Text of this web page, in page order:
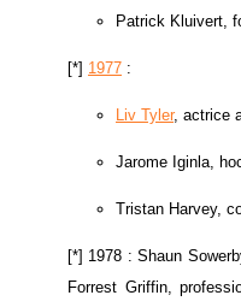
Patrick Kluivert,
[*] 1977 :
Liv Tyler, actrice
Jarome Iginla,
Tristan Harvey,
[*] 1978 : Shaun
Forrest Griffin,